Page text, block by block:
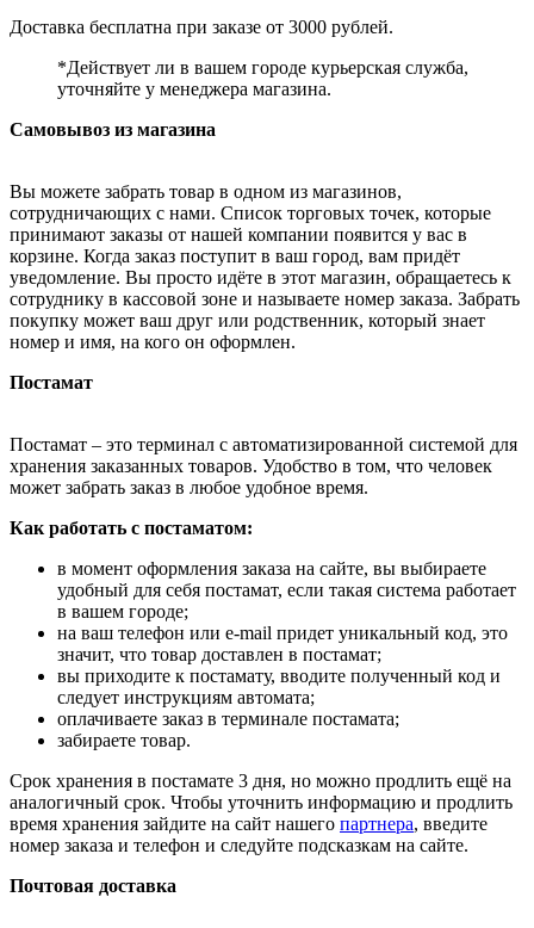
Доставка бесплатна при заказе от 3000 рублей.
*Действует ли в вашем городе курьерская служба,
уточняйте у менеджера магазина.
Самовывоз из магазина
Вы можете забрать товар в одном из магазинов,
сотрудничающих с нами. Список торговых точек, которые
принимают заказы от нашей компании появится у вас в
корзине. Когда заказ поступит в ваш город, вам придёт
уведомление. Вы просто идёте в этот магазин, обращаетесь к
сотруднику в кассовой зоне и называете номер заказа. Забрать
покупку может ваш друг или родственник, который знает
номер и имя, на кого он оформлен.
Постамат
Постамат – это терминал с автоматизированной системой для
хранения заказанных товаров. Удобство в том, что человек
может забрать заказ в любое удобное время.
Как работать с постаматом:
в момент оформления заказа на сайте, вы выбираете
удобный для себя постамат, если такая система работает
в вашем городе;
на ваш телефон или e-mail придет уникальный код, это
значит, что товар доставлен в постамат;
вы приходите к постамату, вводите полученный код и
следует инструкциям автомата;
оплачиваете заказ в терминале постамата;
забираете товар.
Срок хранения в постамате 3 дня, но можно продлить ещё на
аналогичный срок. Чтобы уточнить информацию и продлить
время хранения зайдите на сайт нашего партнера, введите
номер заказа и телефон и следуйте подсказкам на сайте.
Почтовая доставка